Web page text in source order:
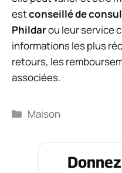
estconseillé de
Phildarou leur service
informations les plus
retours, les
associées.
Catégories
Maison